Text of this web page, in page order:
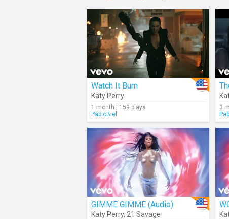
Watch It Burn
Katy Perry
1 month | 159 plays
PabloBiel
3
GIMME GIMME (Audio)
Katy Perry, 21 Savage